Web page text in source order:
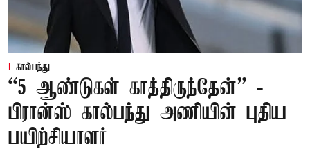
கால்பந்து
“5 ஆண்டுகள் காத்திருந்தேன்” -
பிரான்ஸ் கால்பந்து அணியின் புதிய
பயிற்சியாளர்